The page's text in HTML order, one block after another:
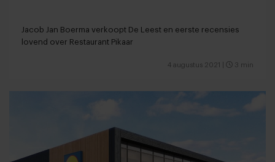
Jacob Jan Boerma verkoopt De Leest en eerste recensies
lovend over Restaurant Pikaar
4 augustus 2021 3 min